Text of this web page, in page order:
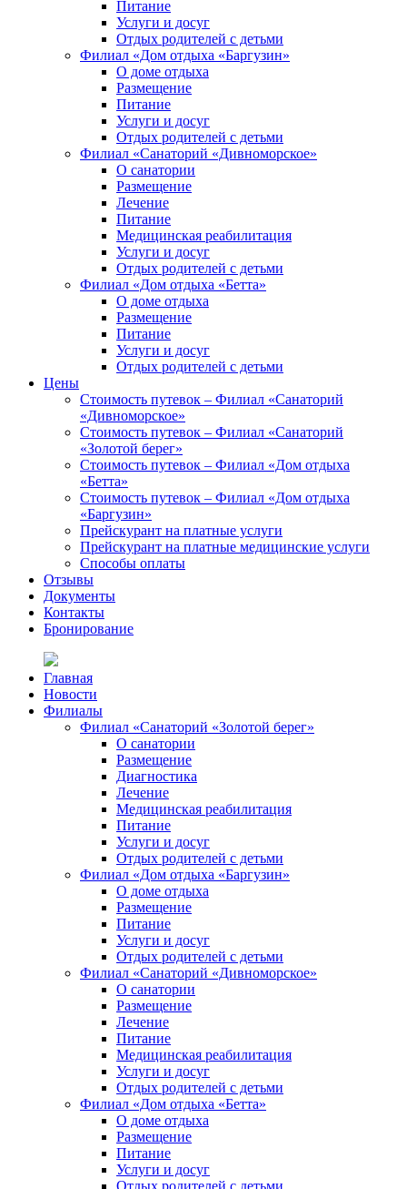
Питание
Услуги и досуг
Отдых родителей с детьми
Филиал «Дом отдыха «Баргузин»
О доме отдыха
Размещение
Питание
Услуги и досуг
Отдых родителей с детьми
Филиал «Санаторий «Дивноморское»
О санатории
Размещение
Лечение
Питание
Медицинская реабилитация
Услуги и досуг
Отдых родителей с детьми
Филиал «Дом отдыха «Бетта»
О доме отдыха
Размещение
Питание
Услуги и досуг
Отдых родителей с детьми
Цены
Стоимость путевок – Филиал «Санаторий
«Дивноморское»
Стоимость путевок – Филиал «Санаторий
«Золотой берег»
Стоимость путевок – Филиал «Дом отдыха
«Бетта»
Стоимость путевок – Филиал «Дом отдыха
«Баргузин»
Прейскурант на платные услуги
Прейскурант на платные медицинские услуги
Способы оплаты
Отзывы
Документы
Контакты
Бронирование
Главная
Новости
Филиалы
Филиал «Санаторий «Золотой берег»
О санатории
Размещение
Диагностика
Лечение
Медицинская реабилитация
Питание
Услуги и досуг
Отдых родителей с детьми
Филиал «Дом отдыха «Баргузин»
О доме отдыха
Размещение
Питание
Услуги и досуг
Отдых родителей с детьми
Филиал «Санаторий «Дивноморское»
О санатории
Размещение
Лечение
Питание
Медицинская реабилитация
Услуги и досуг
Отдых родителей с детьми
Филиал «Дом отдыха «Бетта»
О доме отдыха
Размещение
Питание
Услуги и досуг
Отдых родителей с детьми